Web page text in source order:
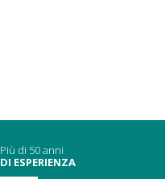
Più di 50 anni
DI ESPERIENZA